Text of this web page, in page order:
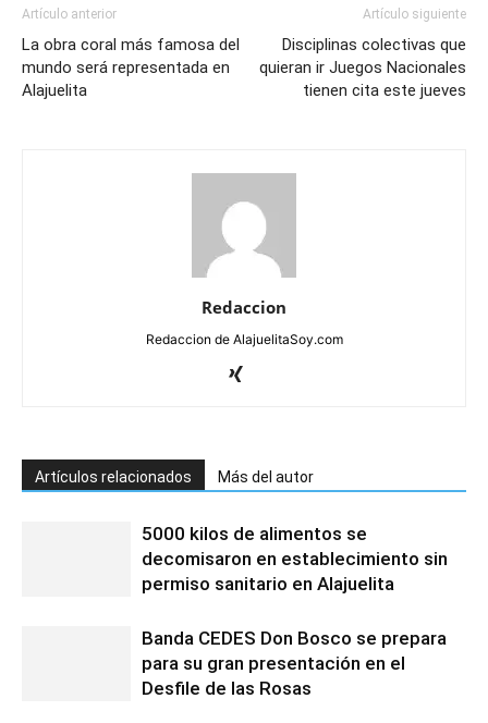
Artículo anterior
La obra coral más famosa del
mundo será representada en
Alajuelita
Artículo siguiente
Disciplinas colectivas que
quieran ir Juegos Nacionales
tienen cita este jueves
Redaccion
Redaccion de AlajuelitaSoy.com
Artículos relacionados Más del autor
5000 kilos de alimentos se
decomisaron en establecimiento sin
permiso sanitario en Alajuelita
Banda CEDES Don Bosco se prepara
para su gran presentación en el
Desfile de las Rosas